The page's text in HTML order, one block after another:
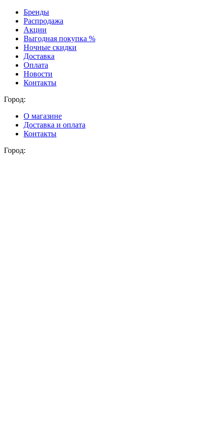
Бренды
Распродажа
Акции
Выгодная покупка %
Ночные скидки
Доставка
Оплата
Новости
Контакты
Город:
О магазине
Доставка и оплата
Контакты
Город: